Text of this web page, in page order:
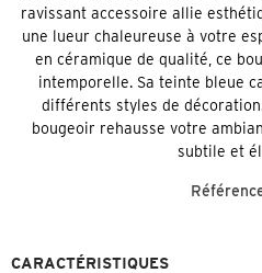
ravissant accessoire allie
une lueur chaleureuse à votre
en céramique de qualité, ce
intemporelle. Sa teinte bleue
différents styles de
bougeoir rehausse votre
subtile et
CARACTÉRISTIQUES